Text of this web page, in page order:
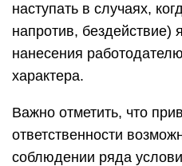
наступать в случаях,
напротив, бездействие)
нанесения
характера.
Важно отметить, что
ответственности
соблюдении ряда